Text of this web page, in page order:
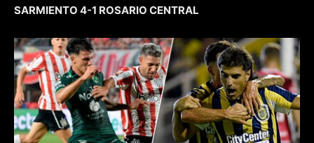
SARMIENTO 4-1 ROSARIO CENTRAL